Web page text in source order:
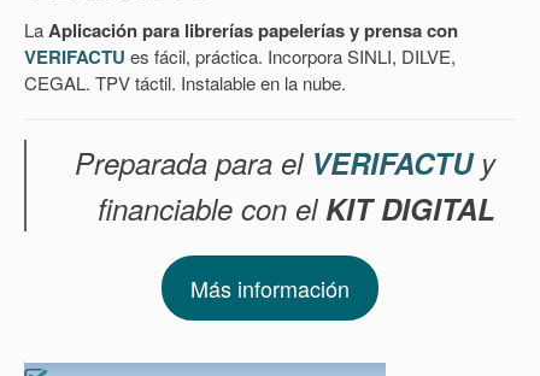
LaAplicación para librerías papelerías y prensa con
VERIFACTU es fácil, práctica. Incorpora SINLI, DILVE,
CEGAL. TPV táctil. Instalable en la nube.
Preparada para el VERIFACTUy
financiable con el KIT DIGITAL
Más información